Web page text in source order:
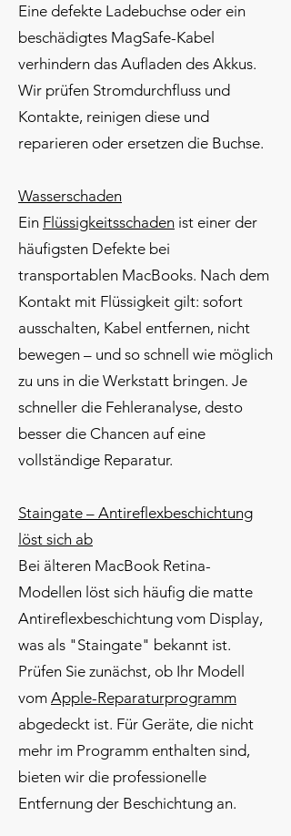
Eine defekte Ladebuchse oder ein
beschädigtes MagSafe-Kabel
verhindern das Aufladen des Akkus.
Wir prüfen Stromdurchfluss und
Kontakte, reinigen diese und
reparieren oder ersetzen die Buchse.
Wasserschaden
Ein Flüssigkeitsschaden ist einer der
häufigsten Defekte bei
transportablen MacBooks. Nach dem
Kontakt mit Flüssigkeit gilt: sofort
ausschalten, Kabel entfernen, nicht
bewegen – und so schnell wie möglich
zu uns in die Werkstatt bringen. Je
schneller die Fehleranalyse, desto
besser die Chancen auf eine
vollständige Reparatur.
Staingate – Antireflexbeschichtung
löst sich ab
Bei älteren MacBook Retina-
Modellen löst sich häufig die matte
Antireflexbeschichtung vom Display,
was als "Staingate" bekannt ist.
Prüfen Sie zunächst, ob Ihr Modell
vom Apple-Reparaturprogramm
abgedeckt ist. Für Geräte, die nicht
mehr im Programm enthalten sind,
bieten wir die professionelle
Entfernung der Beschichtung an.